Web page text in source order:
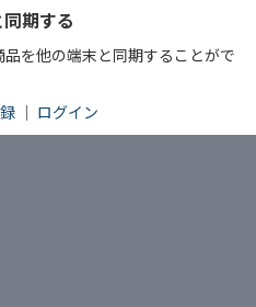
期する
を他の端末と同期することがで
｜ ログイン